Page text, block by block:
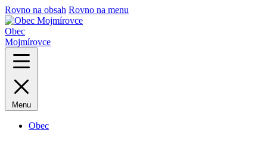
Rovno na obsah Rovno na menu
Obec
Mojmírovce
Menu
Obec